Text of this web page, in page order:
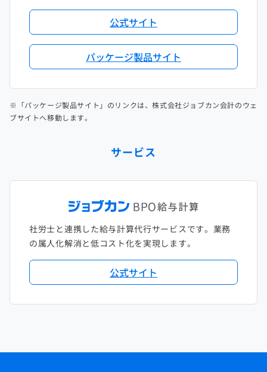
公式サイト
パッケージ製品サイト
※「パッケージ製品サイト」のリンクは、株式会社ジョブカン会計のウェ
ブサイトへ移動します。
サービス
社労士と連携した給与計算代行サービスです。業務
の属人化解消と低コスト化を実現します。
公式サイト